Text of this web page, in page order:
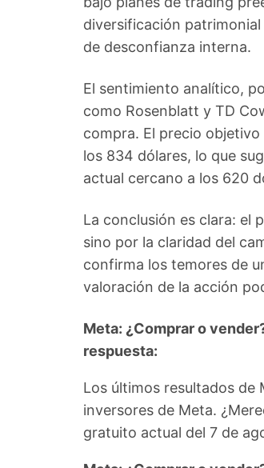
diversificación patrimonial
de desconfianza interna.
El sentimiento analítico,
como Rosenblatt y TD
compra. El precio
los 834 dólares, lo que
actual cercano a los 620
La conclusión es clara: el
sino por la claridad del
confirma los temores de
valoración de la acción
Meta: ¿Comprar o
respuesta:
Los últimos resultados de
inversores de Meta.
gratuito actual del 7 de